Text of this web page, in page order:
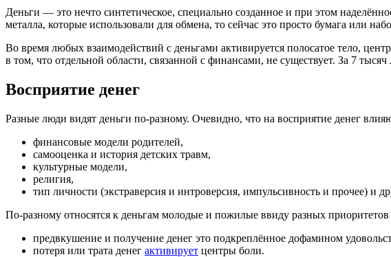
Деньги — это нечто синтетическое, специально созданное и при этом
металла, которые использовали для обмена, то сейчас это просто бумага или
Во время любых взаимодействий с деньгами активируется полосатое тело,
в том, что отдельной области, связанной с финансами, не существует. За 7
Восприятие денег
Разные люди видят деньги по-разному. Очевидно, что на восприятие денег
финансовые модели родителей,
самооценка и история детских травм,
культурные модели,
религия,
тип личности (экстраверсия и интроверсия, импульсивность и прочее) и
По-разному относятся к деньгам молодые и пожилые ввиду разных
предвкушение и получение денег это подкреплённое дофамином
потеря или трата денег активирует центры боли.